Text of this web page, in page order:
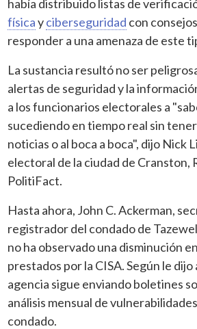
había distribuido listas de
físicayciberseguridad con
responder a una amenaza de este
La sustancia resultó no ser
alertas de seguridad y la
a los funcionarios electorales a
sucediendo en tiempo real sin
noticias o al boca a boca", dijo Nick
electoral de la ciudad de Cranston,
PolitiFact.
Hasta ahora, John C. Ackerman,
registrador del condado de
no ha observado una disminución
prestados por la CISA. Según le
agencia sigue enviando boletines
análisis mensual de
condado.